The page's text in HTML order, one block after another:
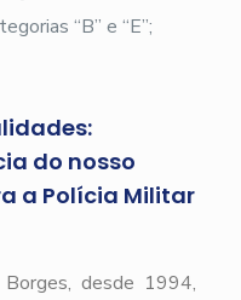
“B” e “E”;
do nosso
a Polícia Militar
desde 1994,